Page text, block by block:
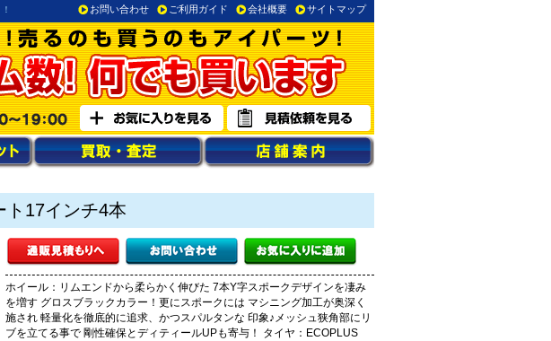
お問い合わせ ご利用ガイド 会社概要 サイトマップ
ト17インチ4本
ホイール：リムエンドから柔らかく伸びた 7本Y字スポークデザインを凄み
を増す グロスブラックカラー！更にスポークには マシニング加工が奥深く
施され 軽量化を徹底的に追求、かつスパルタンな 印象♪メッシュ狭角部にリ
ブを立てる事で 剛性確保とディティールUPも寄与！ タイヤ：ECOPLUS